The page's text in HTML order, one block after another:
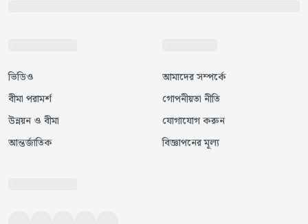
ভিডিও
বীমা পরামর্শ
উন্নয়ন ও বীমা
আন্তর্জাতিক
আমাদের সম্পর্কে
গোপনীয়তা নীতি
যোগাযোগ করুন
বিজ্ঞাপনের মূল্য